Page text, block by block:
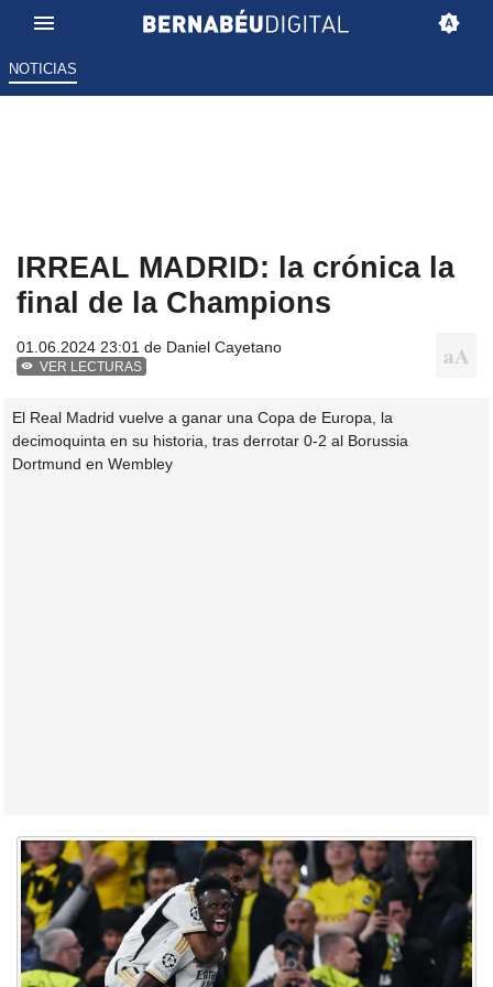
NOTICIAS
IRREAL MADRID: la crónica la
final de la Champions
01.06.2024 23:01 de Daniel Cayetano
VER LECTURAS
El Real Madrid vuelve a ganar una Copa de Europa, la
decimoquinta en su historia, tras derrotar 0-2 al Borussia
Dortmund en Wembley